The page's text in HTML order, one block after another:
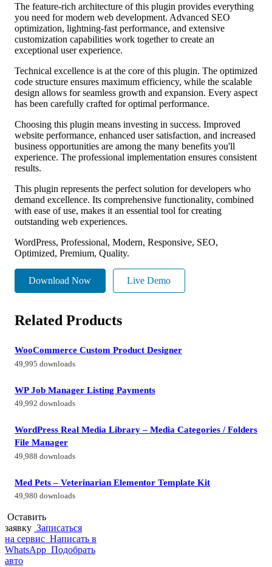
The feature-rich architecture of this plugin provides everything
you need for modern web development. Advanced SEO
optimization, lightning-fast performance, and extensive
customization capabilities work together to create an
exceptional user experience.
Technical excellence is at the core of this plugin. The optimized
code structure ensures maximum efficiency, while the scalable
design allows for seamless growth and expansion. Every aspect
has been carefully crafted for optimal performance.
Choosing this plugin means investing in success. Improved
website performance, enhanced user satisfaction, and increased
business opportunities are among the many benefits you'll
experience. The professional implementation ensures consistent
results.
This plugin represents the perfect solution for developers who
demand excellence. Its comprehensive functionality, combined
with ease of use, makes it an essential tool for creating
outstanding web experiences.
WordPress, Professional, Modern, Responsive, SEO,
Optimized, Premium, Quality.
Download Now Live Demo
Related Products
WooCommerce Custom Product Designer
49,995 downloads
WP Job Manager Listing Payments
49,992 downloads
WordPress Real Media Library – Media Categories / Folders
File Manager
49,988 downloads
Med Pets – Veterinarian Elementor Template Kit
49,980 downloads
Оставить
заявку Записаться
на сервис Написать в
WhatsApp Подобрать
авто